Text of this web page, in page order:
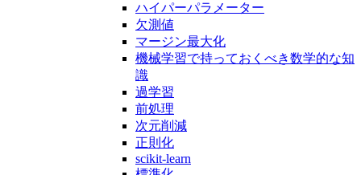
ハイパーパラメーター
欠測値
マージン最大化
機械学習で持っておくべき数学的な知
識
過学習
前処理
次元削減
正則化
scikit-learn